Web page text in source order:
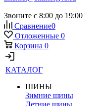
Звоните с 8:00 до 19:00
Сравнение0
Отложенные 0
Корзина 0
КАТАЛОГ
ШИНЫ
Зимние шины
Летние шины